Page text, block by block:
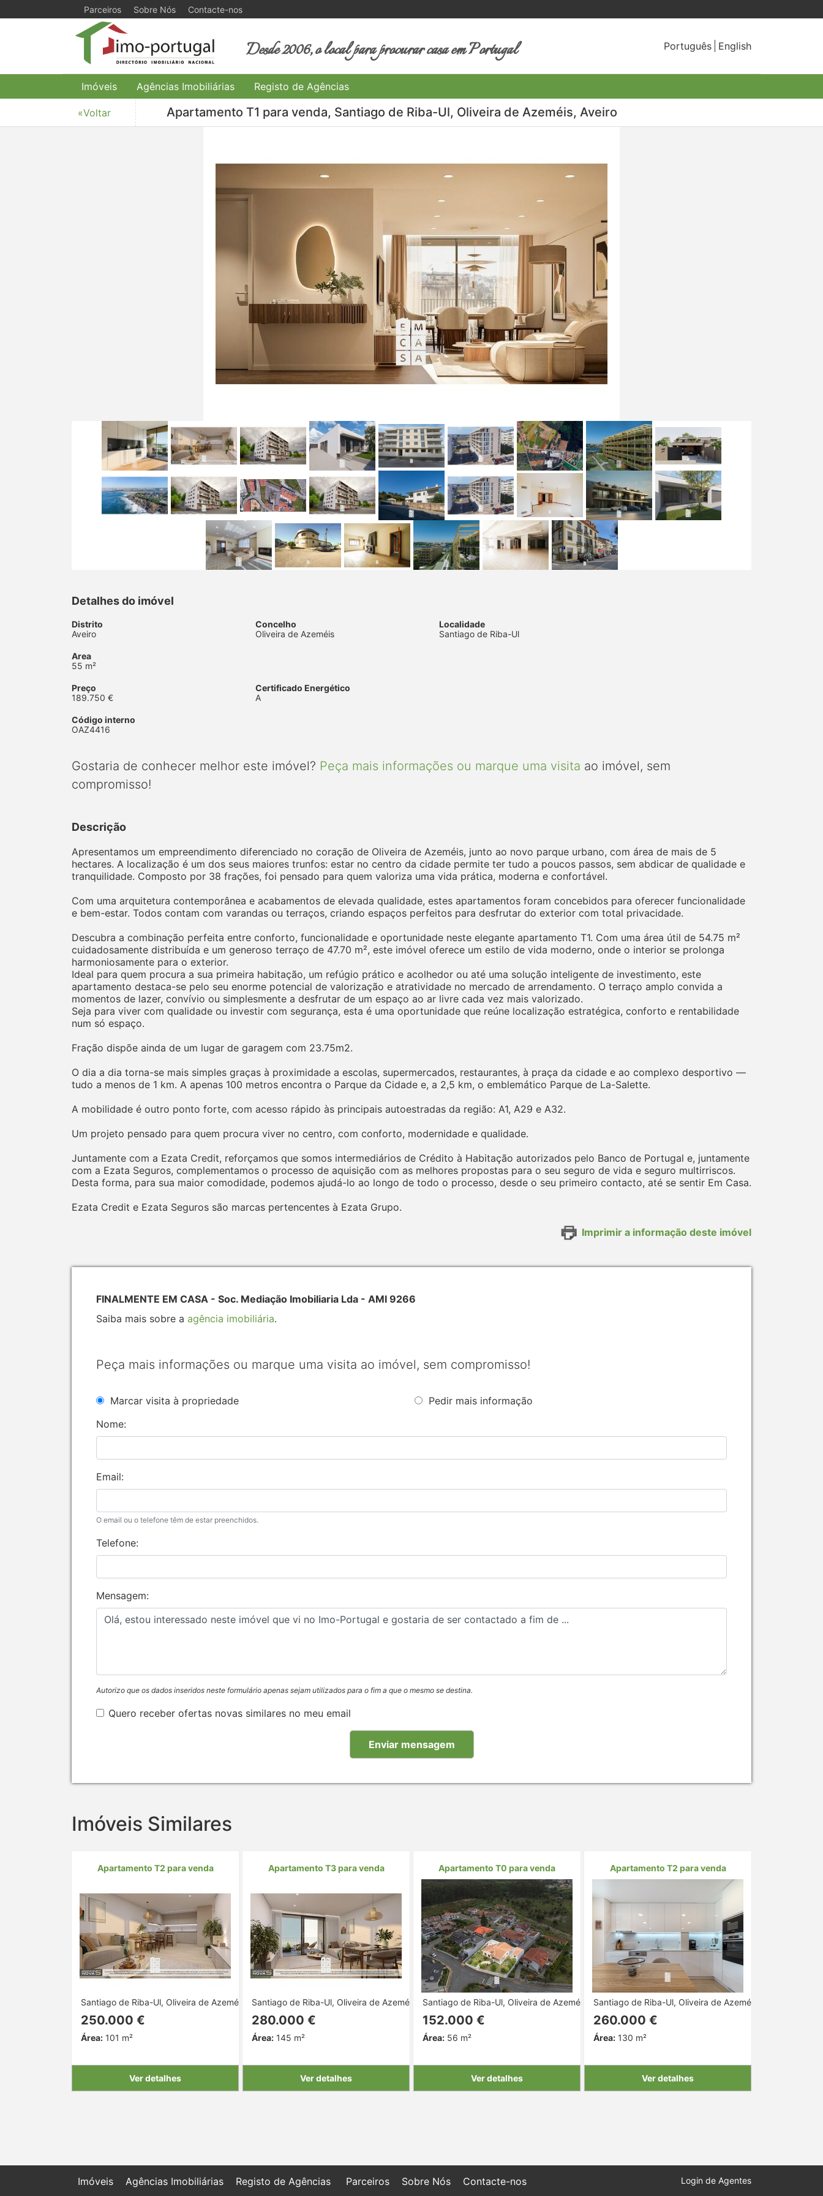
Parceiros Sobre Nós Contacte-nos
Desde 2006, o local para procurar casa em Portugal Português English
Imóveis Agências Imobiliárias Registo de Agências
«Voltar Apartamento T1 para venda, Santiago de Riba-Ul, Oliveira de Azeméis, Aveiro
Detalhes do imóvel
Distrito
Aveiro
Concelho
Oliveira de Azeméis
Localidade
Santiago de Riba-Ul
Area
55 m²
Preço
189.750 €
Certificado Energético
A
Código interno
OAZ4416
Gostaria de conhecer melhor este imóvel? Peça mais informações ou marque uma visita ao imóvel, sem
compromisso!
Descrição
Apresentamos um empreendimento diferenciado no coração de Oliveira de Azeméis, junto ao novo parque urbano, com área de mais de 5
hectares. A localização é um dos seus maiores trunfos: estar no centro da cidade permite ter tudo a poucos passos, sem abdicar de qualidade e
tranquilidade. Composto por 38 frações, foi pensado para quem valoriza uma vida prática, moderna e confortável.
Com uma arquitetura contemporânea e acabamentos de elevada qualidade, estes apartamentos foram concebidos para oferecer funcionalidade
e bem-estar. Todos contam com varandas ou terraços, criando espaços perfeitos para desfrutar do exterior com total privacidade.
Descubra a combinação perfeita entre conforto, funcionalidade e oportunidade neste elegante apartamento T1. Com uma área útil de 54.75 m²
cuidadosamente distribuída e um generoso terraço de 47.70 m², este imóvel oferece um estilo de vida moderno, onde o interior se prolonga
harmoniosamente para o exterior.
Ideal para quem procura a sua primeira habitação, um refúgio prático e acolhedor ou até uma solução inteligente de investimento, este
apartamento destaca-se pelo seu enorme potencial de valorização e atratividade no mercado de arrendamento. O terraço amplo convida a
momentos de lazer, convívio ou simplesmente a desfrutar de um espaço ao ar livre cada vez mais valorizado.
Seja para viver com qualidade ou investir com segurança, esta é uma oportunidade que reúne localização estratégica, conforto e rentabilidade
num só espaço.
Fração dispõe ainda de um lugar de garagem com 23.75m2.
O dia a dia torna-se mais simples graças à proximidade a escolas, supermercados, restaurantes, à praça da cidade e ao complexo desportivo —
tudo a menos de 1 km. A apenas 100 metros encontra o Parque da Cidade e, a 2,5 km, o emblemático Parque de La-Salette.
A mobilidade é outro ponto forte, com acesso rápido às principais autoestradas da região: A1, A29 e A32.
Um projeto pensado para quem procura viver no centro, com conforto, modernidade e qualidade.
Juntamente com a Ezata Credit, reforçamos que somos intermediários de Crédito à Habitação autorizados pelo Banco de Portugal e, juntamente
com a Ezata Seguros, complementamos o processo de aquisição com as melhores propostas para o seu seguro de vida e seguro multirriscos.
Desta forma, para sua maior comodidade, podemos ajudá-lo ao longo de todo o processo, desde o seu primeiro contacto, até se sentir Em Casa.
Ezata Credit e Ezata Seguros são marcas pertencentes à Ezata Grupo.
Imprimir a informação deste imóvel
FINALMENTE EM CASA - Soc. Mediação Imobiliaria Lda - AMI 9266
Saiba mais sobre a agência imobiliária.
Peça mais informações ou marque uma visita ao imóvel, sem compromisso!
Marcar visita à propriedade
Pedir mais informação
Nome:
Email:
O email ou o telefone têm de estar preenchidos.
Telefone:
Mensagem:
Autorizo que os dados inseridos neste formulário apenas sejam utilizados para o fim a que o mesmo se destina.
Quero receber ofertas novas similares no meu email
Imóveis Similares
Apartamento T2 para venda
Santiago de Riba-Ul, Oliveira de Azeméis, Aveiro
250.000 €
Área: 101 m²
Ver detalhes
Apartamento T3 para venda
Santiago de Riba-Ul, Oliveira de Azeméis, Aveiro
280.000 €
Área: 145 m²
Ver detalhes
Apartamento T0 para venda
Santiago de Riba-Ul, Oliveira de Azeméis, Aveiro
152.000 €
Área: 56 m²
Ver detalhes
Apartamento T2 para venda
Santiago de Riba-Ul, Oliveira de Azeméis, Aveiro
260.000 €
Área: 130 m²
Ver detalhes
Imóveis Agências Imobiliárias Registo de Agências Parceiros Sobre Nós Contacte-nos Login de Agentes